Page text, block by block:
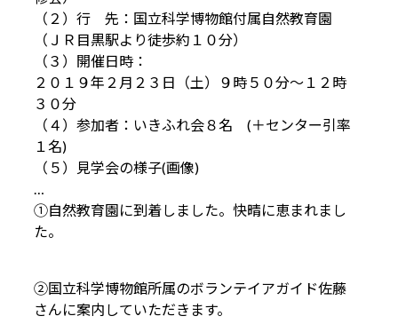
（２）行 先：国立科学博物館付属自然教育園
（ＪＲ目黒駅より徒歩約１０分）
（３）開催日時：
２０１９年２月２３日（土）９時５０分～１２時
３０分
（４）参加者：いきふれ会８名 (＋センター引率
１名)
（５）見学会の様子(画像)
…
①自然教育園に到着しました。快晴に恵まれまし
た。
②国立科学博物館所属のボランテイアガイド佐藤
さんに案内していただきます。